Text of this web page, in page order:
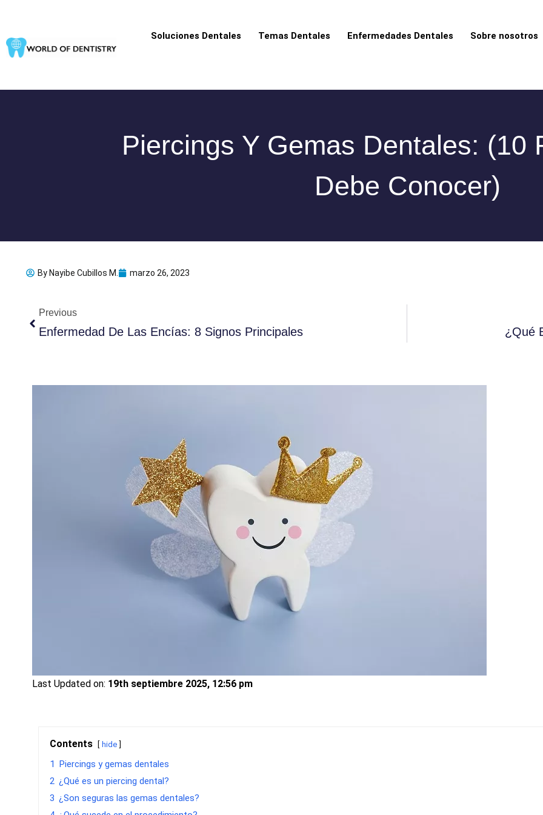
contenido
Soluciones Dentales Temas Dentales Enfermedades Dentales Sobre nosotros
Piercings Y Gemas Dentales: (10
Debe Conocer)
By Nayibe Cubillos M. marzo 26, 2023
Previous
Enfermedad De Las Encías: 8 Signos Principales ¿Qué
Last Updated on: 19th septiembre 2025, 12:56 pm
Contents hide
1
Piercings y gemas dentales
2 ¿Qué es un piercing dental?
3 ¿Son seguras las gemas dentales?